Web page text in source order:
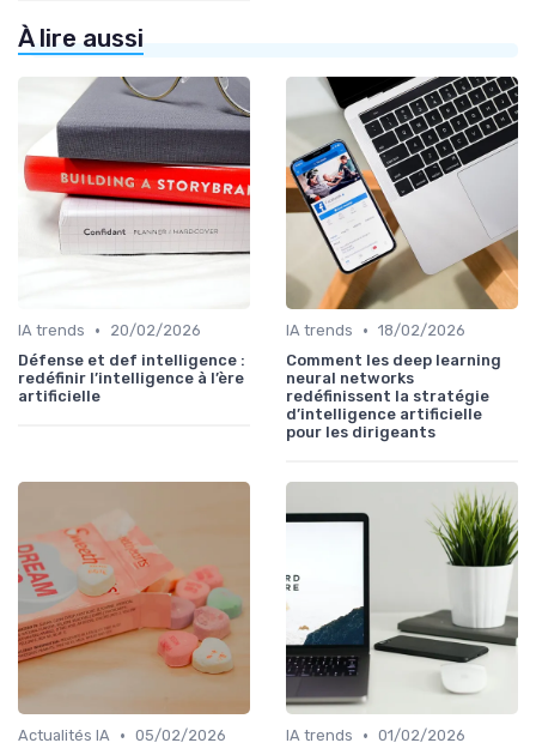
À lire aussi
IA trends •
20/02/2026
Défense et def intelligence :
redéfinir l’intelligence à l’ère
artificielle
IA trends • 18/02/2026
Comment les deep learning
neural networks
redéfinissent la stratégie
d’intelligence artificielle
pour les dirigeants
Actualités IA • 05/02/2026
IA trends • 01/02/2026